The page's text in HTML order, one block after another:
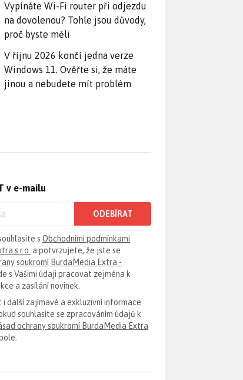
Vypínáte Wi-Fi router při odjezdu
na dovolenou? Tohle jsou důvody,
proč byste měli
V říjnu 2026 končí jedna verze
Windows 11. Ověřte si, že máte
jinou a nebudete mít problém
v e-mailu
ODEBÍRAT
s Obchodními podmínkami
s.r.o. a potvrzujete, že jste se
soukromí BurdaMedia Extra -
s Vašimi údaji pracovat zejména k
a zasílání novinek.
další zajímavé a exkluzivní informace
souhlasíte se zpracováním údajů k
ochrany soukromí BurdaMedia Extra